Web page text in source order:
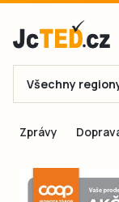
E-mail
Všechny
Zprávy